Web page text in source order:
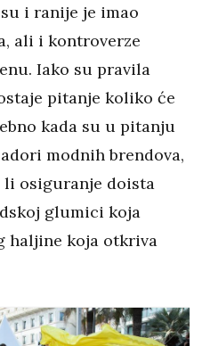
i ranije je imao
ali i kontroverze
Iako su pravila
pitanje koliko će
kada su u pitanju
modnih brendova,
li osiguranje doista
glumici koja
haljine koja otkriva